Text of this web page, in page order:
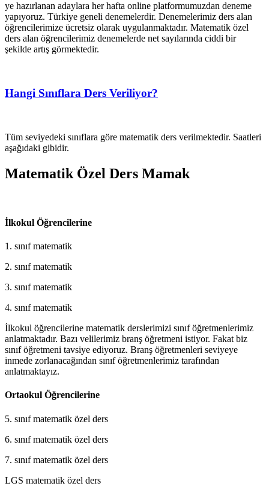
ye hazırlanan adaylara her hafta online platformumuzdan deneme
yapıyoruz. Türkiye geneli denemelerdir. Denemelerimiz ders alan
öğrencilerimize ücretsiz olarak uygulanmaktadır. Matematik özel
ders alan öğrencilerimiz denemelerde net sayılarında ciddi bir
şekilde artış görmektedir.
Hangi Sınıflara Ders Veriliyor?
Tüm seviyedeki sınıflara göre matematik ders verilmektedir. Saatleri
aşağıdaki gibidir.
Matematik Özel Ders Mamak
İlkokul Öğrencilerine
1. sınıf matematik
2. sınıf matematik
3. sınıf matematik
4. sınıf matematik
İlkokul öğrencilerine matematik derslerimizi sınıf öğretmenlerimiz
anlatmaktadır. Bazı velilerimiz branş öğretmeni istiyor. Fakat biz
sınıf öğretmeni tavsiye ediyoruz. Branş öğretmenleri seviyeye
inmede zorlanacağından sınıf öğretmenlerimiz tarafından
anlatmaktayız.
Ortaokul Öğrencilerine
5. sınıf matematik özel ders
6. sınıf matematik özel ders
7. sınıf matematik özel ders
LGS matematik özel ders